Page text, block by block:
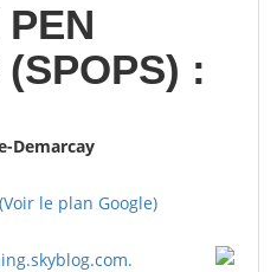
:
Demarcay
(Voir le plan Google)